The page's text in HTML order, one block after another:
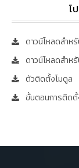
โ
ดาวน์โหลดสำหรั
ดาวน์โหลดสำหรั
ตัวติดตั้งโมดูล
ขั้นตอนการติด